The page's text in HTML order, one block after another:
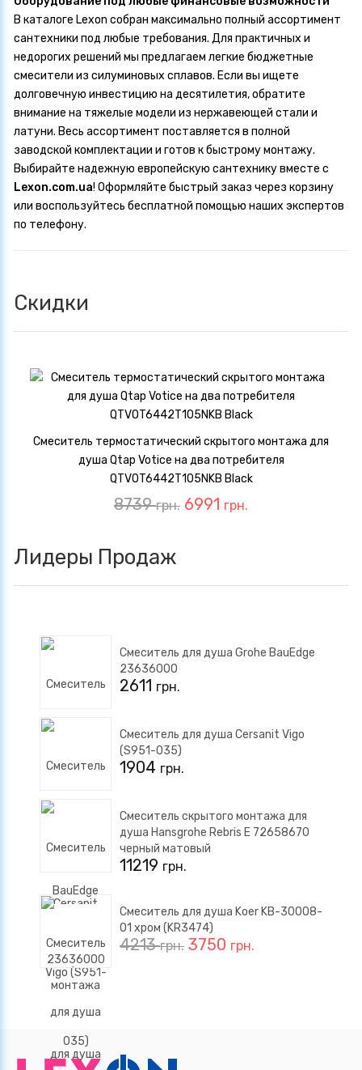
В каталоге Lexon собран максимально полный ассортимент
сантехники под любые требования. Для практичных и
недорогих решений мы предлагаем легкие бюджетные
смесители из силуминовых сплавов. Если вы ищете
долговечную инвестицию на десятилетия, обратите
внимание на тяжелые модели из нержавеющей стали и
латуни. Весь ассортимент поставляется в полной
заводской комплектации и готов к быстрому монтажу.
Выбирайте надежную европейскую сантехнику вместе с
Lexon.com.ua! Оформляйте быстрый заказ через корзину
или воспользуйтесь бесплатной помощью наших экспертов
по телефону.
Скидки
Смеситель термостатический скрытого монтажа для
душа Qtap Votice на два потребителя
QTVOT6442T105NKB Black
8739грн. 6991 грн.
Лидеры Продаж
Смеситель для душа Grohe BauEdge
23636000
2611 грн.
Смеситель для душа Cersanit Vigo
(S951-035)
1904 грн.
Смеситель скрытого монтажа для
душа Hansgrohe Rebris E 72658670
черный матовый
11219 грн.
Смеситель для душа Koer KB-30008-
01 хром (KR3474)
4213грн. 3750 грн.